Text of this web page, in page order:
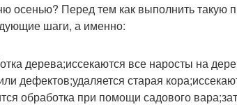
осенью? Перед тем как выполнить такую
шаги, а именно:
дерева;иссекаются все наросты на
дефектов;удаляется старая
обработка при помощи садового